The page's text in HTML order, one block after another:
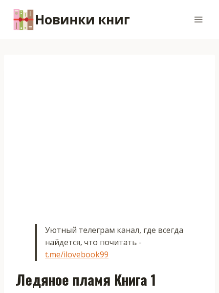
содержимому
Новинки книг
Уютный телеграм канал, где всегда
найдется, что почитать -
t.me/ilovebook99
Ледяное пламя Книга 1